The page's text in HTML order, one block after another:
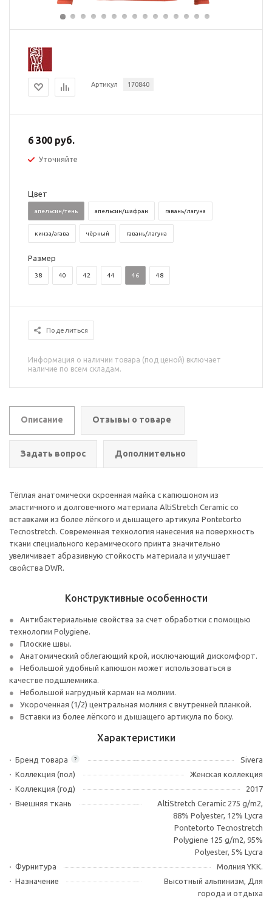
Артикул 170840
6 300 руб.
Уточняйте
Цвет
апельсин/тень апельсин/шафран гавань/лагуна
кинза/агава чёрный гавань/лагуна
Размер
38 40 42 44 46 48
Поделиться
Информация о наличии товара (под ценой) включает
наличие по всем складам.
Описание Отзывы о товаре
Задать вопрос Дополнительно
Тёплая анатомически скроенная майка с капюшоном из
эластичного и долговечного материала AltiStretch Ceramic со
вставками из более лёгкого и дышащего артикула Pontetorto
Tecnostretch. Современная технология нанесения на поверхность
ткани специального керамического принта значительно
увеличивает абразивную стойкость материала и улучшает
свойства DWR.
Конструктивные особенности
Антибактериальные свойства за счет обработки с помощью
технологии Polygiene.
Плоские швы.
Анатомический облегающий крой, исключающий дискомфорт.
Небольшой удобный капюшон может использоваться в
качестве подшлемника.
Небольшой нагрудный карман на молнии.
Укороченная (1/2) центральная молния с внутренней планкой.
Вставки из более лёгкого и дышащего артикула по боку.
Характеристики
?
Бренд товара
Sivera
Коллекция (пол)
Женская коллекция
Коллекция (год)
2017
Внешняя ткань
AltiStretch Ceramic 275 g/m2,
88% Polyester, 12% Lycra
Pontetorto Tecnostretch
Polygiene 125 g/m2, 95%
Polyester, 5% Lycra
Фурнитура
Молния YKK.
Назначение
Высотный альпинизм, Для
города и отдыха